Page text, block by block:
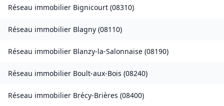
Réseau immobilier Bignicourt (08310)
Réseau immobilier Blagny (08110)
Réseau immobilier Blanzy-la-Salonnaise (08190)
Réseau immobilier Boult-aux-Bois (08240)
Réseau immobilier Brécy-Brières (08400)